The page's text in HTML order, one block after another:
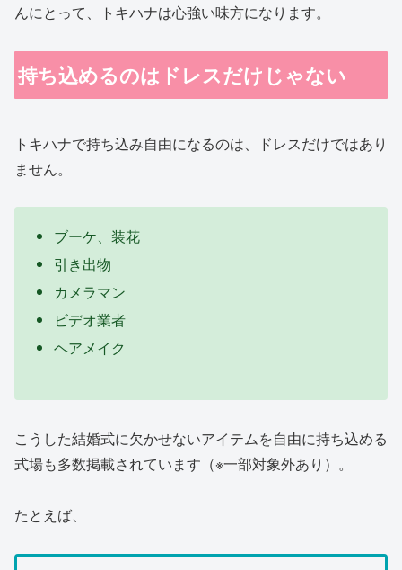
んにとって、トキハナは心強い味方になります。
持ち込めるのはドレスだけじゃない
トキハナで持ち込み自由になるのは、ドレスだけではあり
ません。
ブーケ、装花
引き出物
カメラマン
ビデオ業者
ヘアメイク
こうした結婚式に欠かせないアイテムを自由に持ち込める
式場も多数掲載されています（※一部対象外あり）。
たとえば、